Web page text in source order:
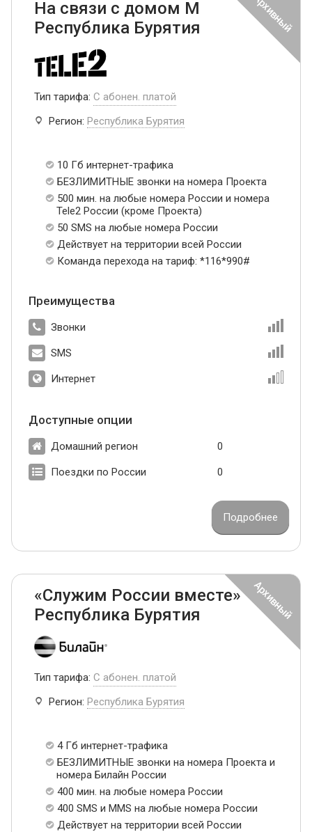
На связи с домом М
Республика Бурятия
Тип тарифа: С абонен. платой
Регион: Республика Бурятия
10 Гб интернет-трафика
БЕЗЛИМИТНЫЕ звонки на номера Проекта
500 мин. на любые номера России и номера
Tele2 России (кроме Проекта)
50 SMS на любые номера России
Действует на территории всей России
Команда перехода на тариф: *116*990#
Преимущества
Звонки
SMS
Интернет
Доступные опции
Домашний регион 0
Поездки по России 0
Подробнее
«Служим России вместе»
Республика Бурятия
Тип тарифа: С абонен. платой
Регион: Республика Бурятия
4 Гб интернет-трафика
БЕЗЛИМИТНЫЕ звонки на номера Проекта и
номера Билайн России
400 мин. на любые номера России
400 SMS и MMS на любые номера России
Действует на территории всей России